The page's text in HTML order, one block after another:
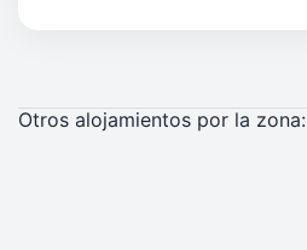
Otros alojamientos por la zona: